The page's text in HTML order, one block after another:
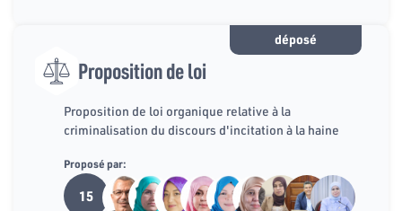
déposé
Proposition de loi
Proposition de loi organique relative à la
criminalisation du discours d'incitation à la haine
Proposé par:
15